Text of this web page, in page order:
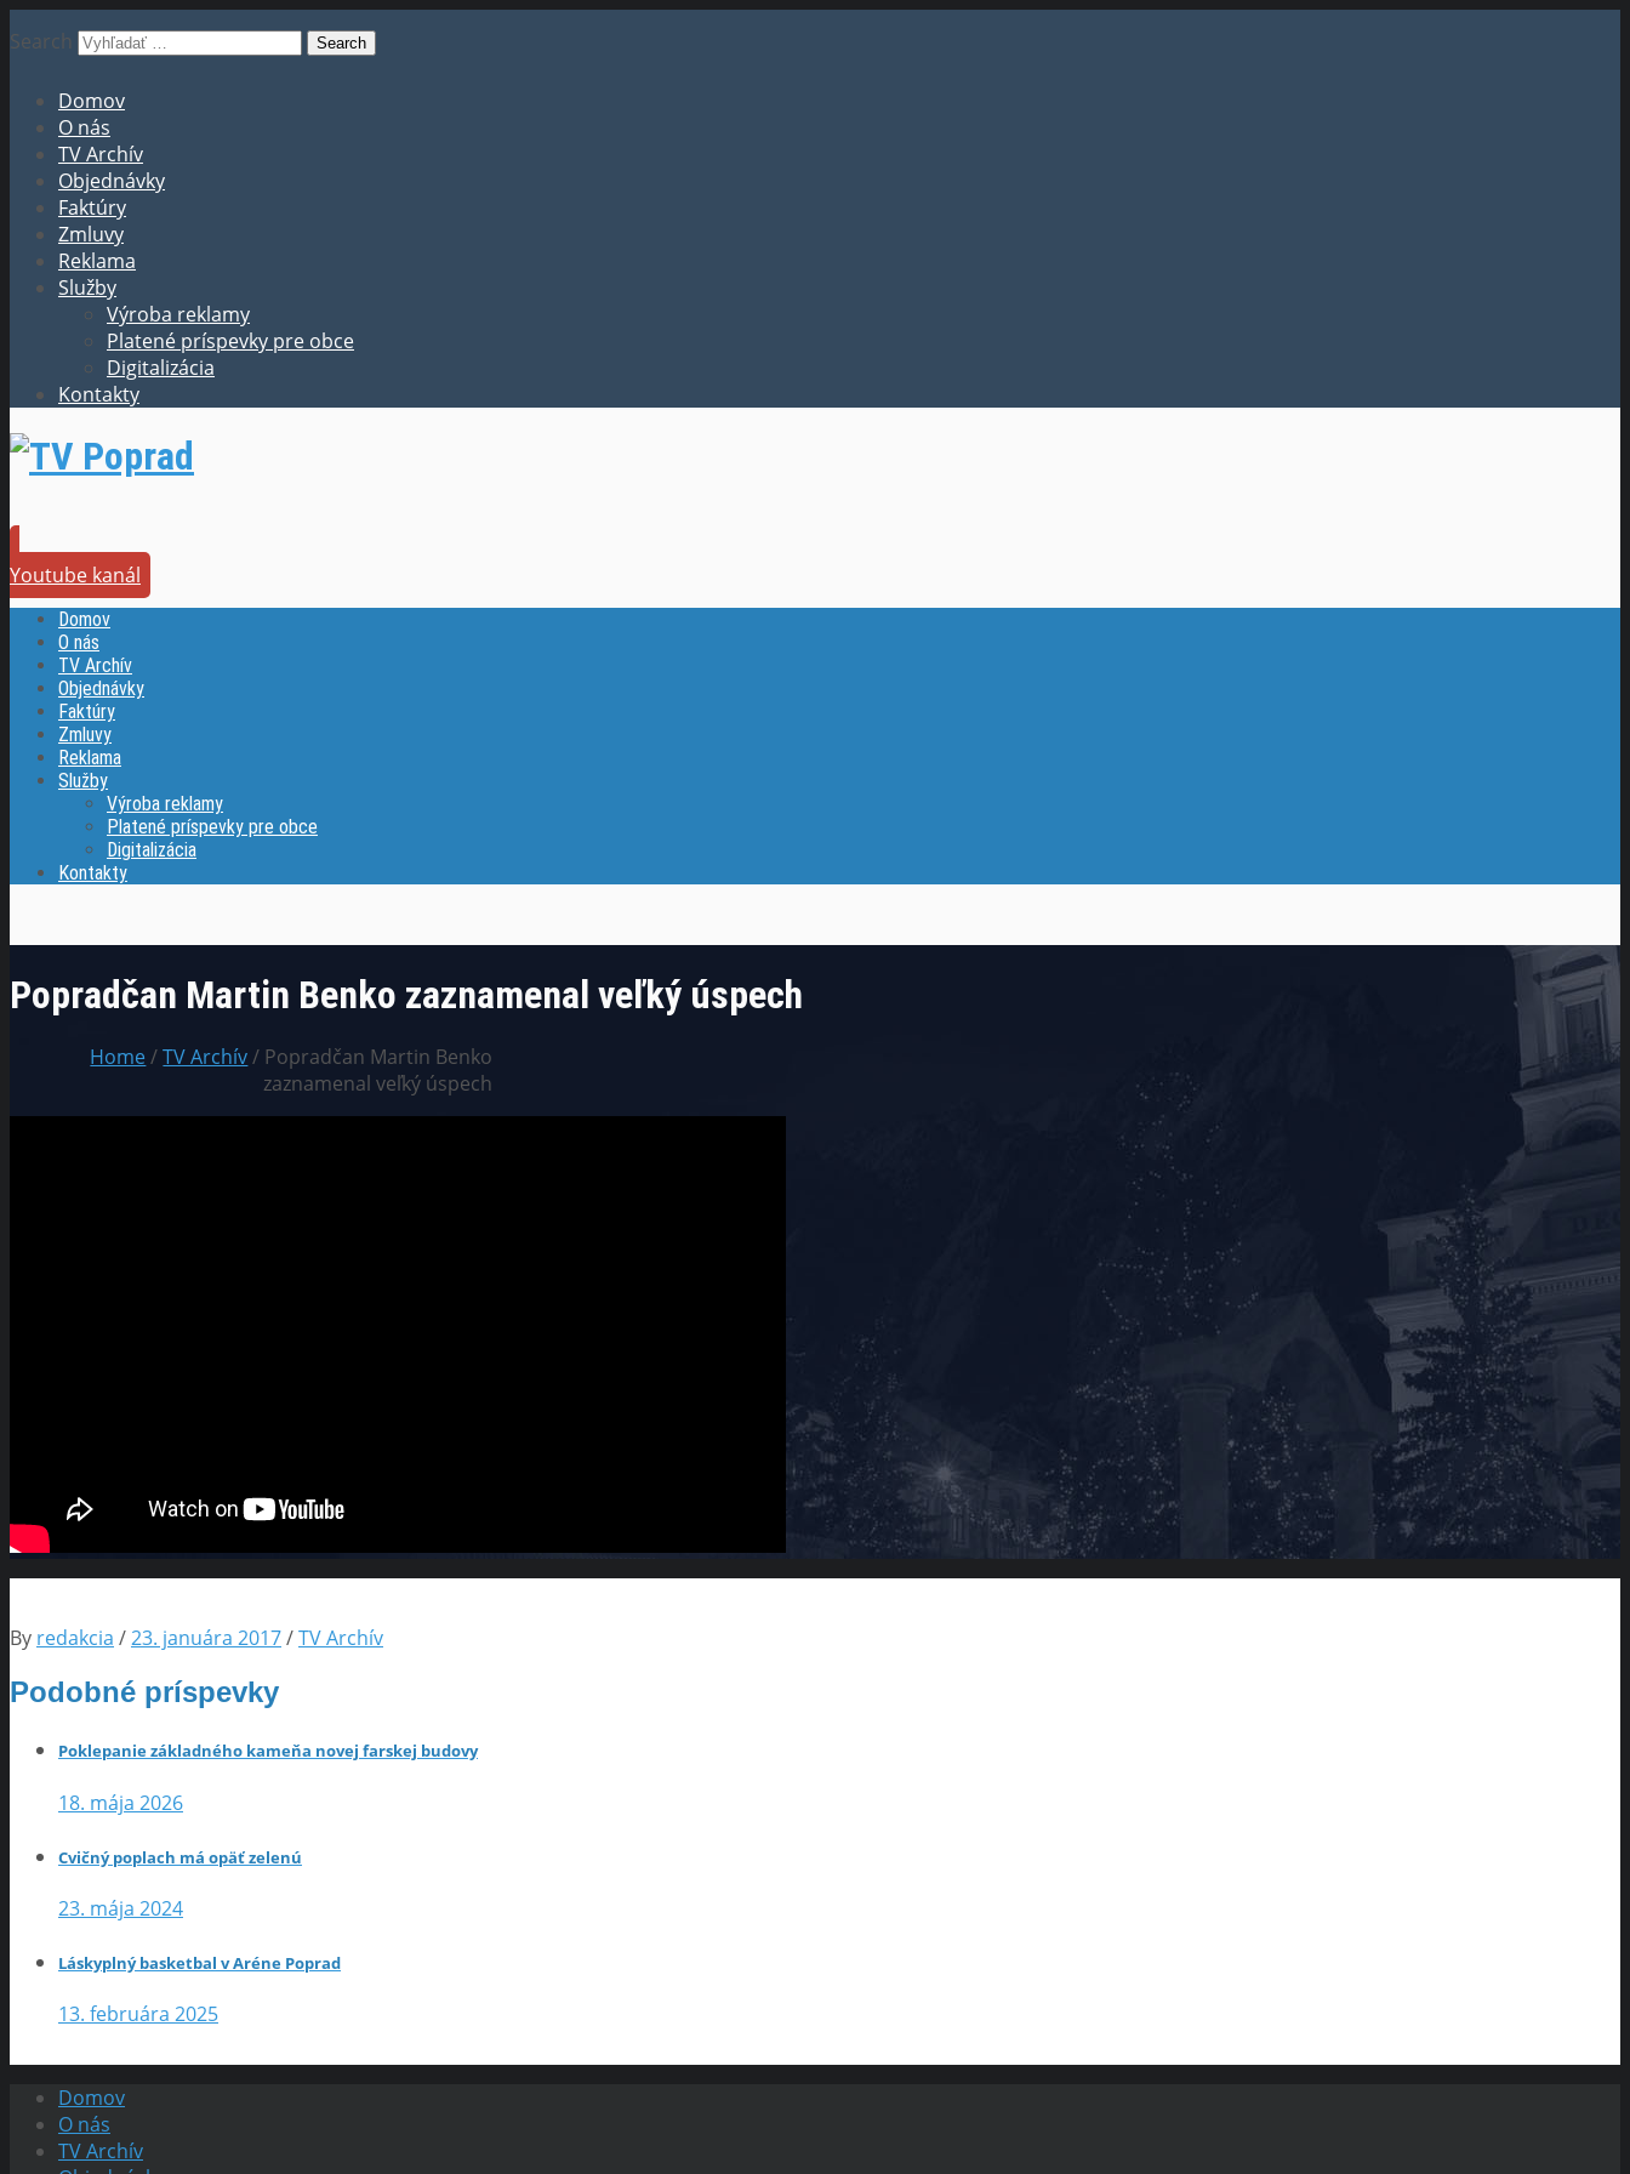
Search
Domov
O nás
TV Archív
Objednávky
Faktúry
Zmluvy
Reklama
Služby
Výroba reklamy
Platené príspevky pre obce
Digitalizácia
Kontakty
Youtube kanál
Domov
O nás
TV Archív
Objednávky
Faktúry
Zmluvy
Reklama
Služby
Výroba reklamy
Platené príspevky pre obce
Digitalizácia
Kontakty
Popradčan Martin Benko zaznamenal veľký úspech
Home/TV Archív/ Popradčan Martin Benko
zaznamenal veľký úspech
By redakcia /23. januára 2017/TV Archív
Podobné príspevky
Poklepanie základného kameňa novej farskej budovy
18. mája 2026
Cvičný poplach má opäť zelenú
23. mája 2024
Láskyplný basketbal v Aréne Poprad
13. februára 2025
Domov
O nás
TV Archív